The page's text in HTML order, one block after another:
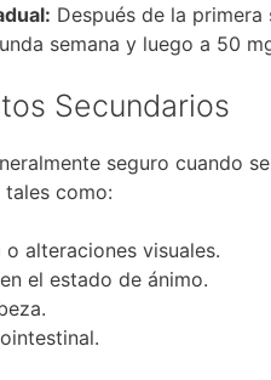
Después de la
semana y luego a 50
Secundarios
seguro cuando
como:
alteraciones visuales.
el estado de ánimo.